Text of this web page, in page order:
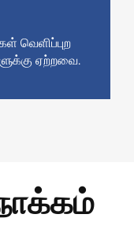
வெளிப்புற
ஏற்றவை.